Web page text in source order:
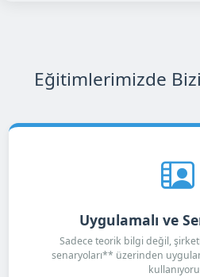
Eğitimlerimizde
Uygulamalı ve
Sadece teorik bilgi değil,
senaryoları** üzerinden